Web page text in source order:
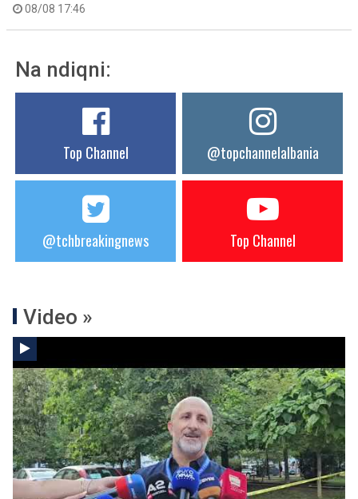
08/08 17:46
Na ndiqni:
Top Channel @topchannelalbania
@tchbreakingnews Top Channel
Video »